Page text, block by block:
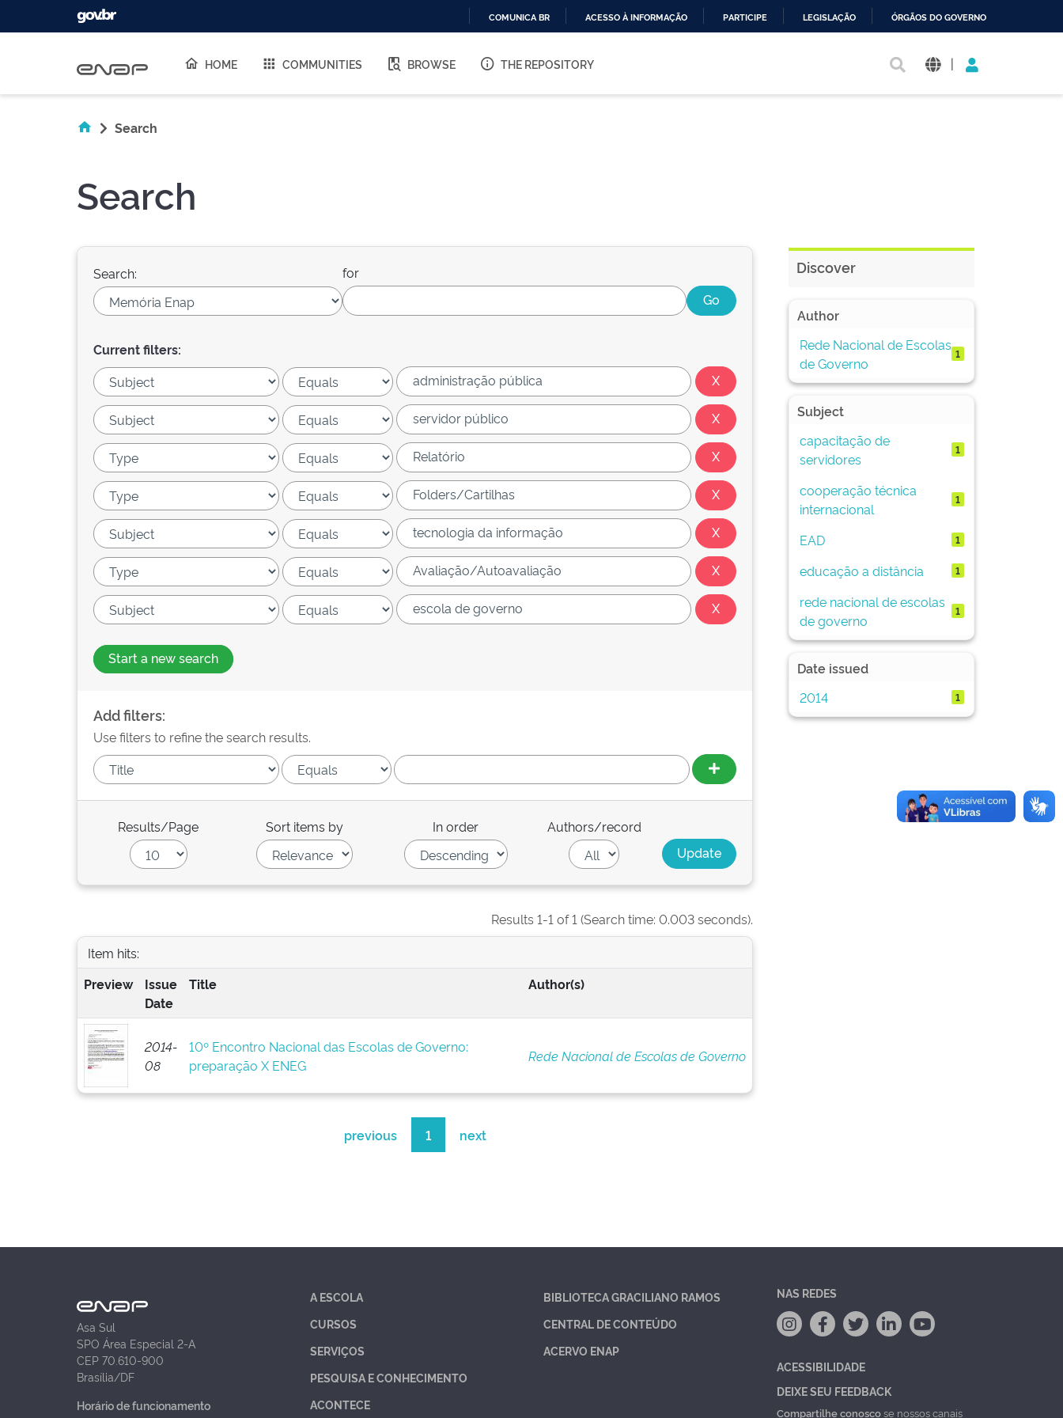
O
COMUNICA BR ACESSO À INFORMAÇÃO PARTICIPE LEGISLAÇÃO ÓRGÃOS DO GOVERNO
HOME COMMUNITIES BROWSE THE REPOSITORY |
Search
Search
Search: for
Current filters:
Start a new search
Add filters:
Use filters to refine the search results.
Results/Page Sort items by In order Authors/record
Results 1-1 of 1 (Search time: 0.003 seconds).
Item hits:
Preview
Issue
Date
Title Author(s)
2014-
08
10º Encontro Nacional das Escolas de Governo:
preparação X ENEG
Rede Nacional de Escolas de Governo
previous 1 next
Discover
Author
Rede Nacional de Escolas
de Governo
1
Subject
capacitação de
servidores
1
cooperação técnica
internacional
1
EAD 1
educação a distância 1
rede nacional de escolas
de governo
1
Date issued
2014
1
Asa Sul
SPO Área Especial 2-A
CEP 70.610-900
Brasília/DF
Horário de funcionamento
A ESCOLA
CURSOS
SERVIÇOS
PESQUISA E CONHECIMENTO
ACONTECE
BIBLIOTECA GRACILIANO RAMOS
CENTRAL DE CONTEÚDO
ACERVO ENAP
NAS REDES
ACESSIBILIDADE
DEIXE SEU FEEDBACK
Compartilhe conoscose nossos canais